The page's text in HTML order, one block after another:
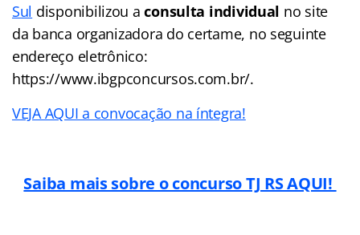
Sul disponibilizou a consulta individual no site
da banca organizadora do certame, no seguinte
endereço eletrônico:
https://www.ibgpconcursos.com.br/.
VEJA AQUI a convocação na íntegra!
Saiba mais sobre o concurso TJ RS AQUI!